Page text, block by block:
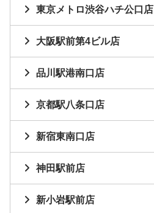
東京メトロ渋谷ハチ公口店
大阪駅前第4ビル店
品川駅港南口店
京都駅八条口店
新宿東南口店
神田駅前店
新小岩駅前店